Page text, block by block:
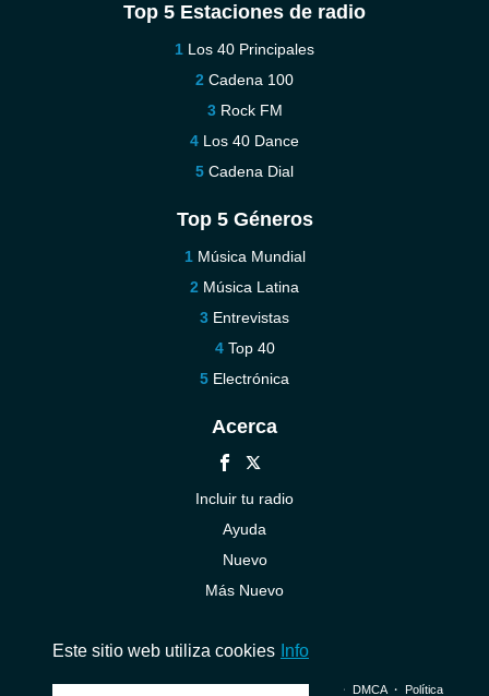
Top 5 Estaciones de radio
Los 40 Principales
Cadena 100
Rock FM
Los 40 Dance
Cadena Dial
Top 5 Géneros
Música Mundial
Música Latina
Entrevistas
Top 40
Electrónica
Acerca
Incluir tu radio
Ayuda
Nuevo
Más Nuevo
© 2026 InstantAudio. Reservados todos los derechos. ・ DMCA・ Política
Este sitio web utiliza cookies Info